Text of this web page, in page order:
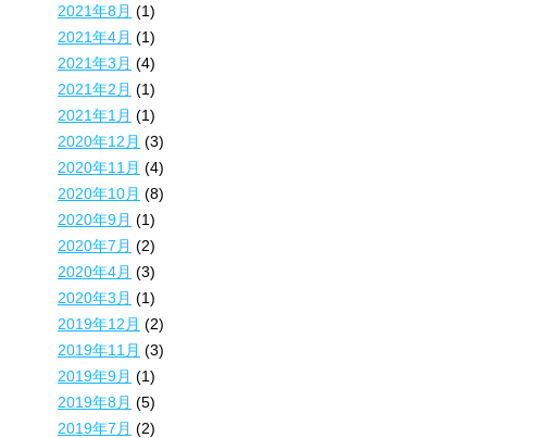
2021年8月 (1)
2021年4月 (1)
2021年3月 (4)
2021年2月 (1)
2021年1月 (1)
2020年12月 (3)
2020年11月 (4)
2020年10月 (8)
2020年9月 (1)
2020年7月 (2)
2020年4月 (3)
2020年3月 (1)
2019年12月 (2)
2019年11月 (3)
2019年9月 (1)
2019年8月 (5)
2019年7月 (2)